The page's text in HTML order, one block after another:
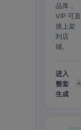
品库，
VIP 可直
接上架
到店
铺。
进入
整套
生成